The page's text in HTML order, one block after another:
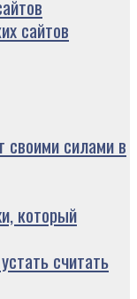
сайтов
своими силами в
который
считать